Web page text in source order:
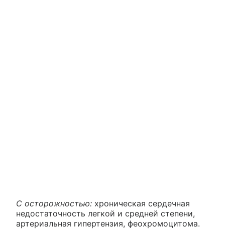
С осторожностью: хроническая сердечная
недостаточность легкой и средней степени,
артериальная гипертензия, феохромоцитома.